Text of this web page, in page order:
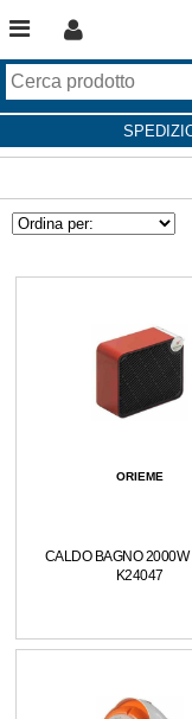
ORIEME
CALDO BAGNO 2000W
K24047